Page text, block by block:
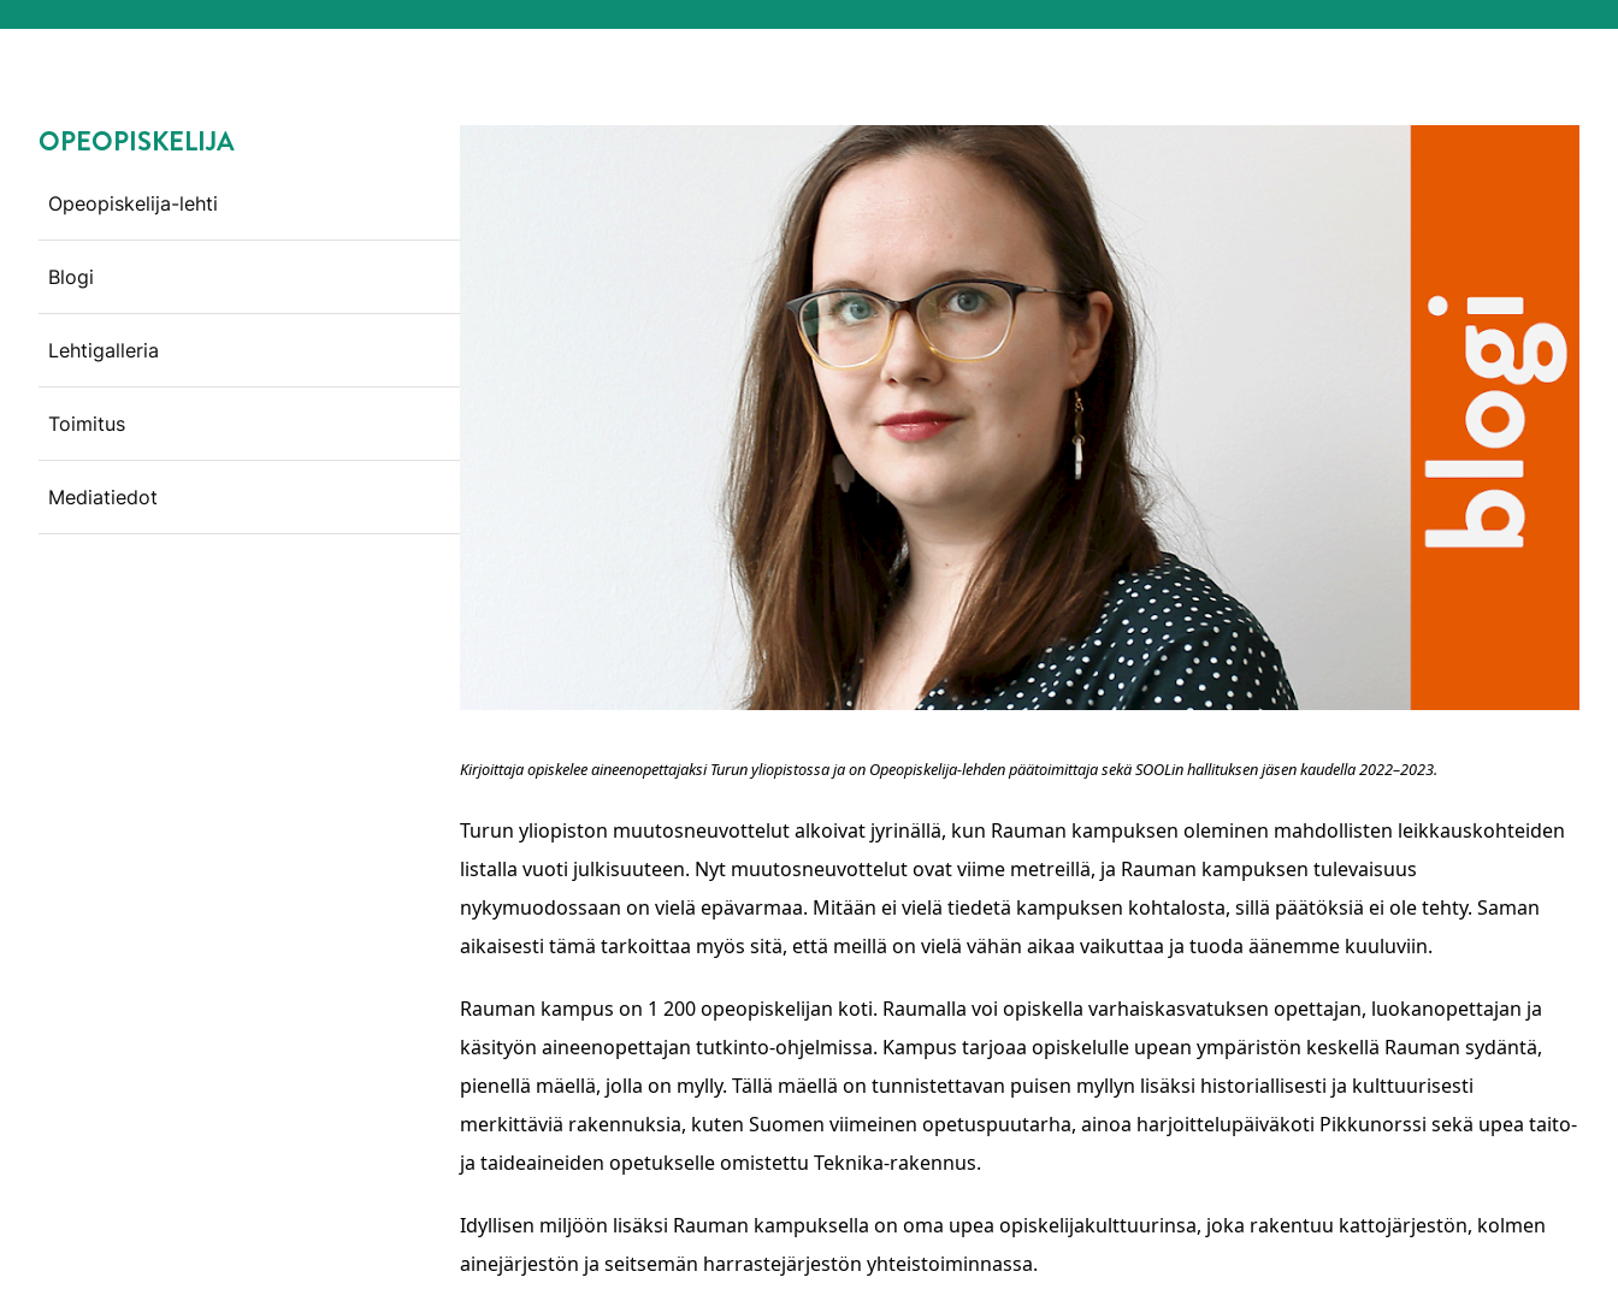
Kirjoittaja opiskelee aineenopettajaksi Turun yliopistossa ja on Opeopiskelija-lehden päätoimittaja sekä SOOLin hallituksen jäsen kaudella 2022–2023.
Turun yliopiston muutosneuvottelut alkoivat jyrinällä, kun Rauman kampuksen oleminen mahdollisten leikkauskohteiden
listalla vuoti julkisuuteen. Nyt muutosneuvottelut ovat viime metreillä, ja Rauman kampuksen tulevaisuus
nykymuodossaan on vielä epävarmaa. Mitään ei vielä tiedetä kampuksen kohtalosta, sillä päätöksiä ei ole tehty. Saman
aikaisesti tämä tarkoittaa myös sitä, että meillä on vielä vähän aikaa vaikuttaa ja tuoda äänemme kuuluviin.
Rauman kampus on 1 200 opeopiskelijan koti. Raumalla voi opiskella varhaiskasvatuksen opettajan, luokanopettajan ja
käsityön aineenopettajan tutkinto-ohjelmissa. Kampus tarjoaa opiskelulle upean ympäristön keskellä Rauman sydäntä,
pienellä mäellä, jolla on mylly. Tällä mäellä on tunnistettavan puisen myllyn lisäksi historiallisesti ja kulttuurisesti
merkittäviä rakennuksia, kuten Suomen viimeinen opetuspuutarha, ainoa harjoittelupäiväkoti Pikkunorssi sekä upea taito-
ja taideaineiden opetukselle omistettu Teknika-rakennus.
Idyllisen miljöön lisäksi Rauman kampuksella on oma upea opiskelijakulttuurinsa, joka rakentuu kattojärjestön, kolmen
ainejärjestön ja seitsemän harrastejärjestön yhteistoiminnassa.
Ohita valikko
OPEOPISKELIJA
Opeopiskelija-lehti
Blogi
Lehtigalleria
Toimitus
Mediatiedot